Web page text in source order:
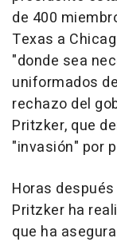
de 400
Texas a
"donde sea
uniformados
rechazo del
Pritzker, que
"invasión" por
Horas
Pritzker ha
que ha